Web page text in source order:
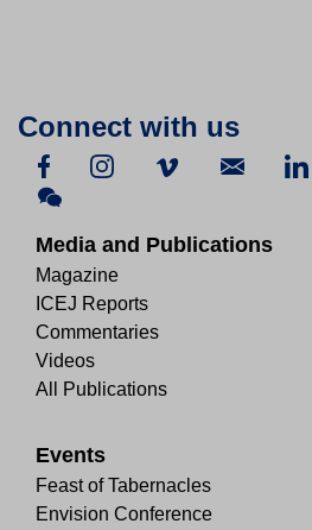
Connect with us
Media and Publications
Magazine
ICEJ Reports
Commentaries
Videos
All Publications
Events
Feast of Tabernacles
Envision Conference